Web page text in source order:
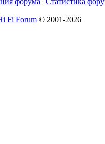
Fi Forum © 2001-2026